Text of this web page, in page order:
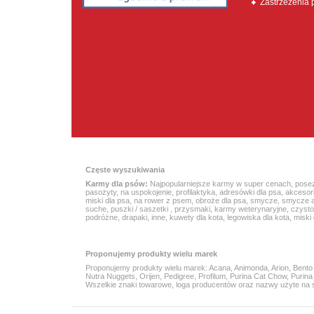
Zastrzeżenia
Częste wyszukiwania
Karmy dla psów: Najpopularniejsze karmy w super cenach
pasożyty, na uspokojenie profilaktyka adresówki dla psa
miski dla psa na rower z psem obroże dla psa smycze smycze
suche puszki / saszetki przysmaki karmy weterynaryjne
podróżne drapaki inne kuwety dla kota legowiska dla kota miski
Proponujemy produkty wielu marek
Proponujemy produkty wielu marek: Acana , Animonda, Arion,
Nutra Nuggets , Orijen, Pedigree, Profilum, Purina Cat Chow,
Wszelkie znaki towarowe, loga producentów oraz nazwy użyte na